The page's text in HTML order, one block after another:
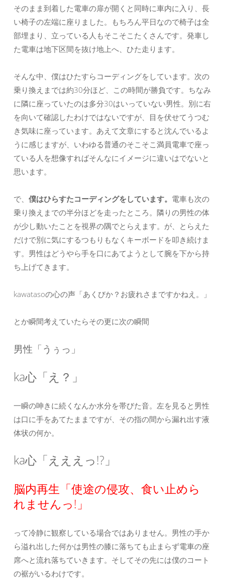
そのまま到着した電車の扉が開くと同時に車内に入り、長
い椅子の左端に座りました。もちろん平日なので椅子は全
部埋まり、立っている人もそこそこたくさんです。発車し
た電車は地下区間を抜け地上へ、ひた走ります。
そんな中、僕はひたすらコーディングをしています。次の
乗り換えまでは約30分ほど、この時間が勝負です。ちなみ
に隣に座っていたのは多分30はいっていない男性。別に右
を向いて確認したわけではないですが、目を伏せてうつむ
き気味に座っています。あえて文章にすると沈んでいるよ
うに感じますが、いわゆる普通のそこそこ満員電車で座っ
ている人を想像すればそんなにイメージに違いはでないと
思います。
で、 僕はひらすたコーディングをしています。 電車も次の
乗り換えまでの半分ほどを走ったところ。隣りの男性の体
が少し動いたことを視界の隅でとらえます。が、とらえた
だけで別に気にするつもりもなくキーボードを叩き続けま
す。男性はどうやら手を口にあてようとして腕を下から持
ち上げてきます。
kawatasoの心の声「あくびか？お疲れさまですかねえ。」
とか瞬間考えていたらその更に次の瞬間
男性「うぅっ」
ka心「え？」
一瞬の呻きに続くなんか水分を帯びた音。左を見ると男性
は口に手をあてたままですが、その指の間から漏れ出す液
体状の何か。
ka心「えええっ!?」
脳内再生「使途の侵攻、食い止めら
れませんっ!」
って冷静に観察している場合ではありません。男性の手か
ら溢れ出した何かは男性の膝に落ちても止まらず電車の座
席へと流れ落ちていきます。そしてその先には僕のコート
の裾がいるわけです。